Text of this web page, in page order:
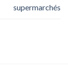
supermarchés